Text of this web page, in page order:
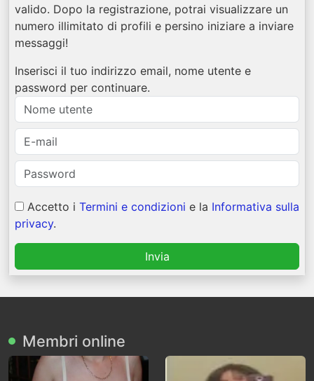
valido. Dopo la registrazione, potrai visualizzare un
numero illimitato di profili e persino iniziare a inviare
messaggi!
Inserisci il tuo indirizzo email, nome utente e
password per continuare.
Accetto i Termini e condizioni e la Informativa sulla
privacy.
Invia
Membri online